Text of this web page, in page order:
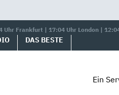
Uhr Frankfurt | 17:04 Uhr London |
DAS BESTE
Ein